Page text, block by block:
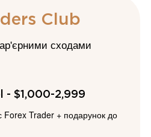
Club
сходами
- $1,000-2,999
Forex Trader + подарунок до